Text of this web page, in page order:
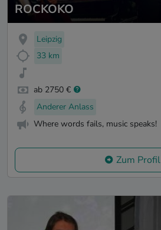
ROCKOKO
Leipzig
33 km
ab 2750 €
Anderer Anlass
Where words fails, music speaks!
Zum Profil